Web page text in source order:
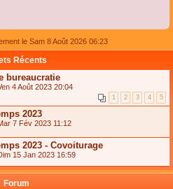
le Sam 8 Août 2026 06:23
Récents
bureaucratie
4 Août 2023 20:04
1 2 3 4 5
2023
7 Fév 2023 11:12
2023 - Covoiturage
15 Jan 2023 16:59
Forum